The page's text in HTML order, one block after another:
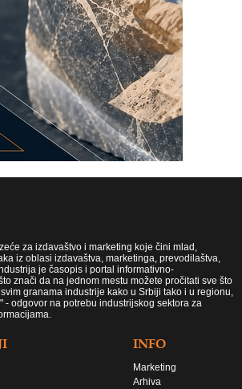
za izdavaštvo i marketing koje čini mlad,
iz oblasi izdavaštva, marketinga, prevodilaštva,
je časopis i portal informativno-
znači da na jednom mestu možete pročitati sve što
granama industrije kako u Srbiji tako i u regionu,
- odgovor na potrebu industrijskog sektora za
INFO
Marketing
Arhiva